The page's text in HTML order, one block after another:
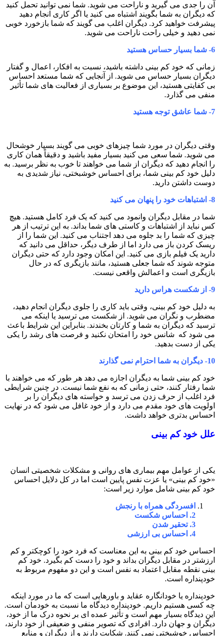
آن را جدی می گیرید و ناراحت می شوید. شما نمی توانید تحمل کنید
که دیگران به شما بگویند اشتباه می کنید یا اگر کاری انجام دهید
پیشرفت خواهید کرد. دیگران اغلب می گویند که شما بازخورد خوبی
نمی دهید و خیلی راحت ناراحت می شوید.
6- شما بسیار حساس هستید
زمانی که خود کم بینی داشته باشید، نسبت به افکار، اعمال و گفتار
دیگران بسیار حساس می شوید. از آنجایی که شما مستعد احساس
بی کفایتی هستید، این موضوع بر بسیاری از فعالیت های شما تأثیر
منفی می گذارد.
7- شما عاشق توجه هستید
وقتی دیگران در مورد شما چیزهای خوبی می گویند بسیار خوشحال
می شوید. شما سعی می کنید بسیار مفید باشید و دقیقاً همان کاری
را انجام دهید که دیگران از شما می خواهند تا خوب به نظر برسید. به
دلیل خود کم بینی شما، برای احساس خوشبختی، نیاز شدیدی به
دوست داشتن دارید.
8- اشتباهات خود را پنهان می کنید
شما در مقابل دیگران وانمود می کنید که یک فرد کامل هستید. هیچ
کس نباید از اشتباهات و کاستی های شما بداند. به این ترتیب از هر
چیزی که شما را بد جلوه می دهد اجتناب می کنید. این شما را از
ریسک کردن باز می دارد اما از طرف دیگر، حداقل می دانید که
دارید یک فیلم بازی می کنید. این امکان وجود دارد که حتی دیگران
متوجه شوند که شما جعلی هستید، مانند بازیگری که در حال
بازیگری است و اعمالش واقعی نیست.
9- از شکست هراس دارید
به دلیل خود کم بینی، وقتی باید کاری را جلوی دیگران انجام دهید،
مضطرب و نگران می شوید. از شکست می ترسید یا اینکه می
ترسید که دیگران به شما و کارتان بخندند. بنابراین این شرایط باعث
می شود که شانس خود را امتحان نکنید و فرصت های رشد را یکی
یکی از دست بدهید.
10- دیگران به شما احترام نمی گذارند
خود کم بینی شما به دیگران اجازه می دهد هر طور که می خواهند با
شما رفتار کنند، حتی زمانی که به نفع شما نیست. در چنین شرایطی
فرد اغلب از حرف زدن می ترسد و خواسته های دیگران را بر
اولویت های خود مقدم می دارد و از خود غافل می شود که در نهایت
احساس بدتری خواهد داشت.
علل خود‌ کم‌ بینی
یکی از عوامل مهم بیماری های روانی و مشکلات شخصیتی انسان
«خود کم بینی» یا عزت نفس پایین است اما در کل دلایل احساس
خود کم بینی شامل موارد زیر است:
افسردگی همراه با رنجش
2. احساس شکست
3. تحقیر شدن
4. احساس بی ارزشی
احساس خود کم بینی به این معناست که فرد خود را کوچکتر و کم
ارزشتر در مقابل دیگران بداند و خود را دست کم بگیرد. خود کم
بینی نقطه مقابل اعتماد به نفس است و این دو مفهوم مربوط به
خودپنداره است.
خودپنداره یا خودانگاره عقاید و باورهایی است که ما در مورد اینکه
چه کسی هستیم داریم. خودپنداره دیدگاه ما نسبت به خودمان است.
این دیدگاه بسیار مهم است و تأثیر عمده ای بر نحوه درک ما از خود،
دیگران و جهان دارد. افرادی که تصویر منفی و ضعیفی از خود دارند،
احساس خوشبختی نمی کنند. شکایت دارند و از دیگران و منابع